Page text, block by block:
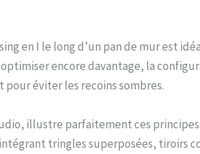
en I le long d’un pan de mur est
encore davantage, la
éviter les recoins sombres.
illustre parfaitement ces
tringles superposées, tiroirs